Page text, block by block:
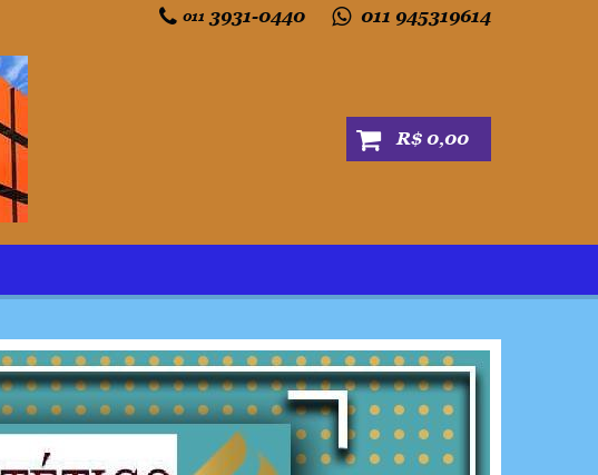
011 3931-0440 011 945319614
R$ 0,00